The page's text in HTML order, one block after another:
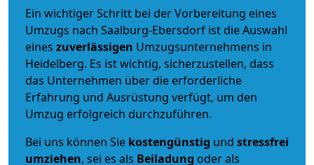
Ein wichtiger Schritt bei der Vorbereitung eines
Umzugs nach Saalburg-Ebersdorf ist die Auswahl
eines zuverlässigen Umzugsunternehmens in
Heidelberg. Es ist wichtig, sicherzustellen, dass
das Unternehmen über die erforderliche
Erfahrung und Ausrüstung verfügt, um den
Umzug erfolgreich durchzuführen.
Bei uns können Sie kostengünstig und stressfrei
umziehen, sei es als Beiladung oder als